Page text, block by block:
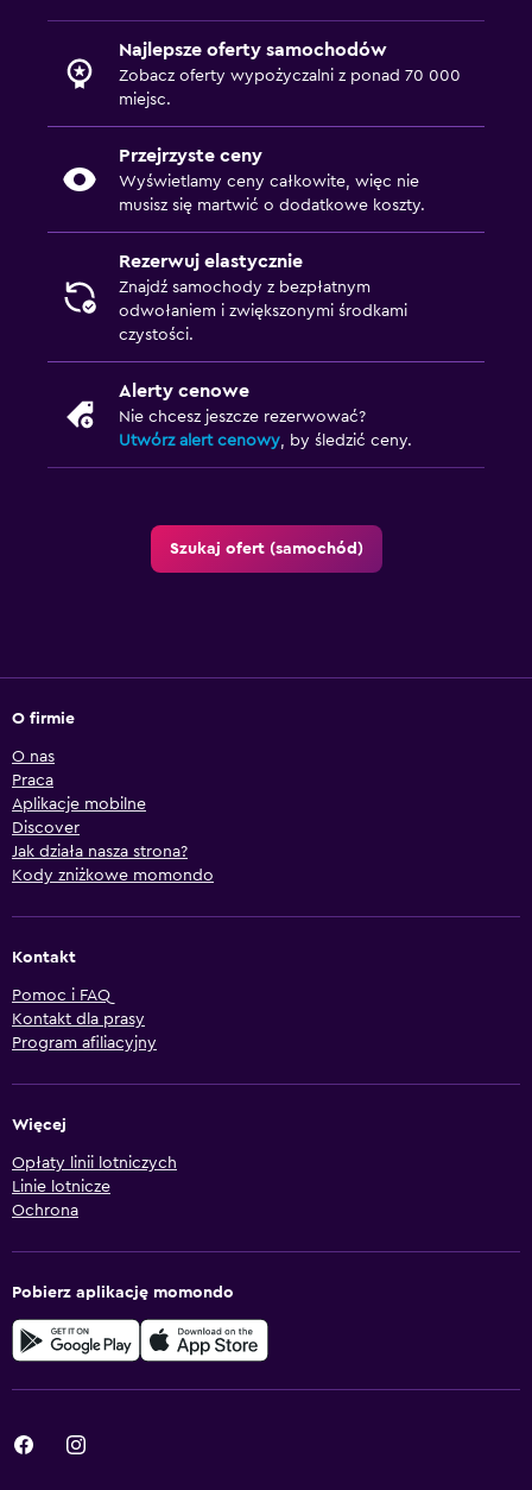
Najlepsze oferty samochodów
Zobacz oferty wypożyczalni z ponad 70 000
miejsc.
Przejrzyste ceny
Wyświetlamy ceny całkowite, więc nie
musisz się martwić o dodatkowe koszty.
Rezerwuj elastycznie
Znajdź samochody z bezpłatnym
odwołaniem i zwiększonymi środkami
czystości.
Alerty cenowe
Nie chcesz jeszcze rezerwować?
Utwórz alert cenowy, by śledzić ceny.
Szukaj ofert (samochód)
O firmie
O nas
Praca
Aplikacje mobilne
Discover
Jak działa nasza strona?
Kody zniżkowe momondo
Kontakt
Pomoc i FAQ
Kontakt dla prasy
Program afiliacyjny
Więcej
Opłaty linii lotniczych
Linie lotnicze
Ochrona
Pobierz aplikację momondo